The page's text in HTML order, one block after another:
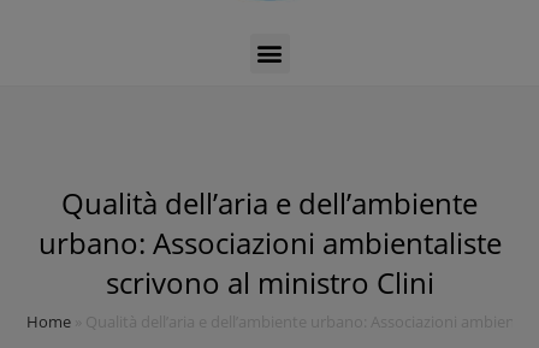
Qualità dell’aria e dell’ambiente
urbano: Associazioni ambientaliste
scrivono al ministro Clini
Home Qualità dell’aria e dell’ambiente urbano: Associazioni